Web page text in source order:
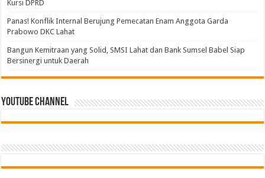
Kursi DPRD
Panas! Konflik Internal Berujung Pemecatan Enam Anggota Garda
Prabowo DKC Lahat
Bangun Kemitraan yang Solid, SMSI Lahat dan Bank Sumsel Babel Siap
Bersinergi untuk Daerah
Youtube Channel